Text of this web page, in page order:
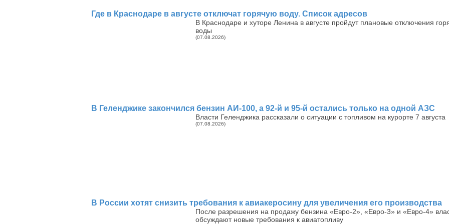
Где в Краснодаре в августе отключат горячую воду. Список адресов
В Краснодаре и хуторе Ленина в августе пройдут плановые отключения
воды
(07.08.2026)
В Геленджике закончился бензин АИ-100, а 92-й и 95-й остались только на одной АЗС
Власти Геленджика рассказали о ситуации с топливом на курорте 7 августа
(07.08.2026)
В России хотят снизить требования к авиакеросину для увеличения его производства
После разрешения на продажу бензина «Евро-2», «Евро-3» и «Евро-4»
обсуждают новые требования к авиатопливу